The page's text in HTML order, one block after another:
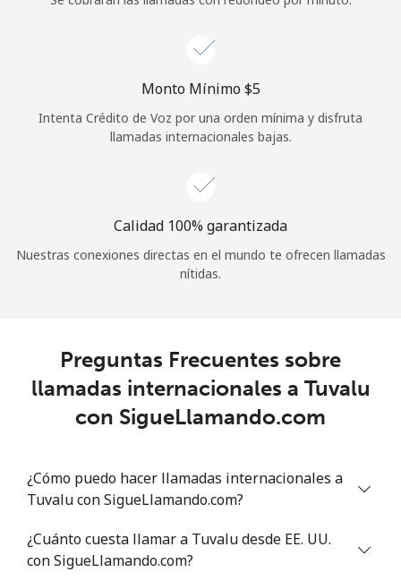
Monto Mínimo ⁦$5⁩
Intenta Crédito de Voz por una orden mínima y disfruta
llamadas internacionales bajas.
Calidad 100% garantizada
Nuestras conexiones directas en el mundo te ofrecen llamadas
nítidas.
Preguntas Frecuentes sobre
llamadas internacionales a Tuvalu
con SigueLlamando.com
¿Cómo puedo hacer llamadas internacionales a
Tuvalu con SigueLlamando.com?
¿Cuánto cuesta llamar a Tuvalu desde EE. UU.
con SigueLlamando.com?